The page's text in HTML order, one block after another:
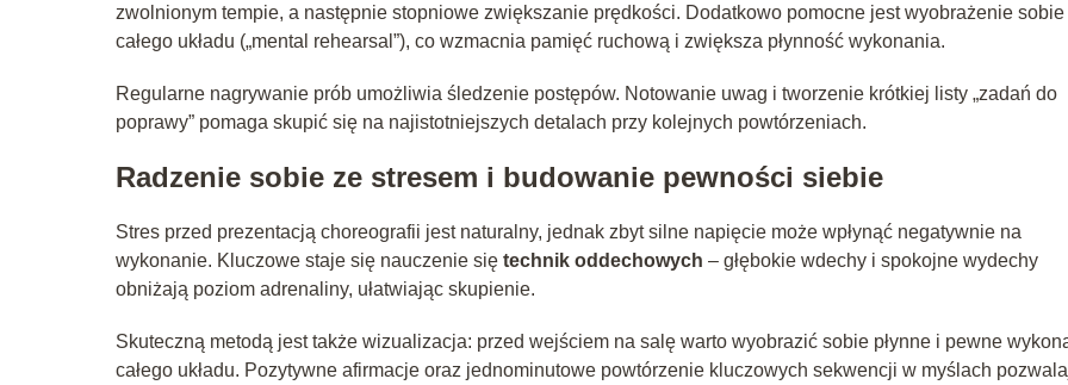
zwolnionym tempie, a następnie stopniowe zwiększanie prędkości. Dodatkowo pomocne jest wyobrażenie sobie
całego układu („mental rehearsal”), co wzmacnia pamięć ruchową i zwiększa płynność wykonania.
Regularne nagrywanie prób umożliwia śledzenie postępów. Notowanie uwag i tworzenie krótkiej listy „zadań do
poprawy” pomaga skupić się na najistotniejszych detalach przy kolejnych powtórzeniach.
Radzenie sobie ze stresem i budowanie pewności siebie
Stres przed prezentacją choreografii jest naturalny, jednak zbyt silne napięcie może wpłynąć negatywnie na
wykonanie. Kluczowe staje się nauczenie się technik oddechowych – głębokie wdechy i spokojne wydechy
obniżają poziom adrenaliny, ułatwiając skupienie.
Skuteczną metodą jest także wizualizacja: przed wejściem na salę warto wyobrazić sobie płynne i pewne
całego układu. Pozytywne afirmacje oraz jednominutowe powtórzenie kluczowych sekwencji w myślach